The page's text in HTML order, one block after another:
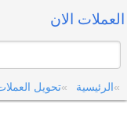
العملات الان
الرئيسية تحويل